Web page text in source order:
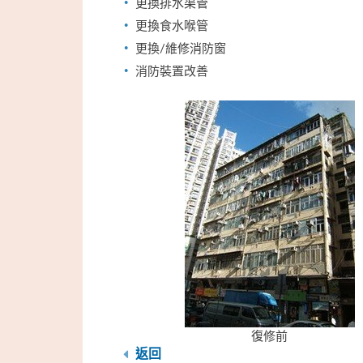
更換食水喉管
更換/維修消防窗
消防裝置改善
復修前
返回